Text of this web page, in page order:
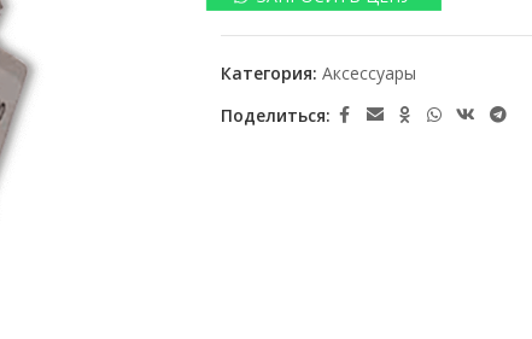
Категория: Аксессуары
Поделиться: